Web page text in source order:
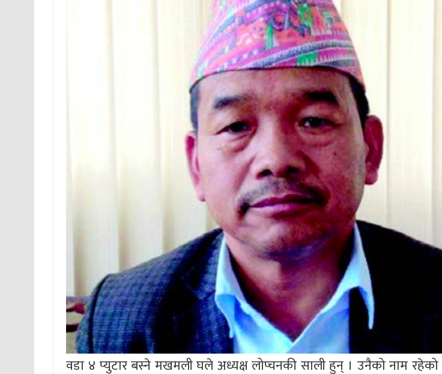
वडा ४ प्युटार बस्ने मखमली घले अध्यक्ष लोप्चनकी साली हुन् । उनैको नाम रहेको